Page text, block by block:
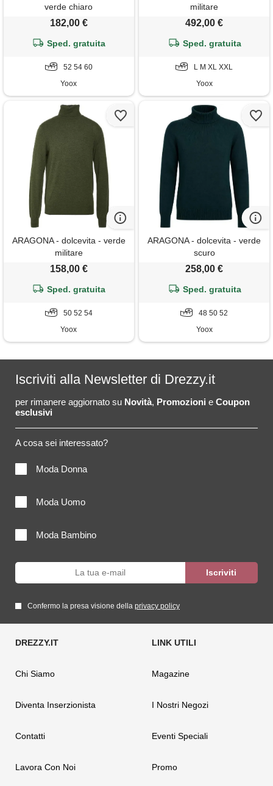
verde chiaro
182,00 €
Sped. gratuita
52 54 60
Yoox
militare
492,00 €
Sped. gratuita
L M XL XXL
Yoox
ARAGONA - dolcevita - verde
militare
158,00 €
Sped. gratuita
50 52 54
Yoox
ARAGONA - dolcevita - verde
scuro
258,00 €
Sped. gratuita
48 50 52
Yoox
Iscriviti alla Newsletter di Drezzy.it
per rimanere aggiornato su Novità, Promozioni e Coupon
esclusivi
A cosa sei interessato?
Moda Donna
Moda Uomo
Moda Bambino
Confermo la presa visione della privacy policy
Chi Siamo
Diventa Inserzionista
Contatti
Lavora Con Noi
Magazine
I Nostri Negozi
Eventi Speciali
Promo